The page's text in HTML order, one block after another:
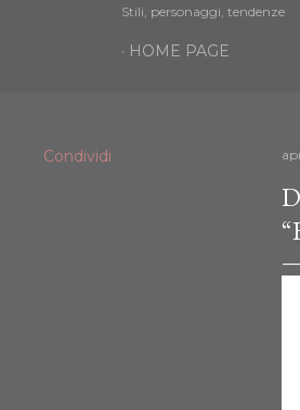
Stili, personaggi, tendenze
HOME PAGE
Condividi